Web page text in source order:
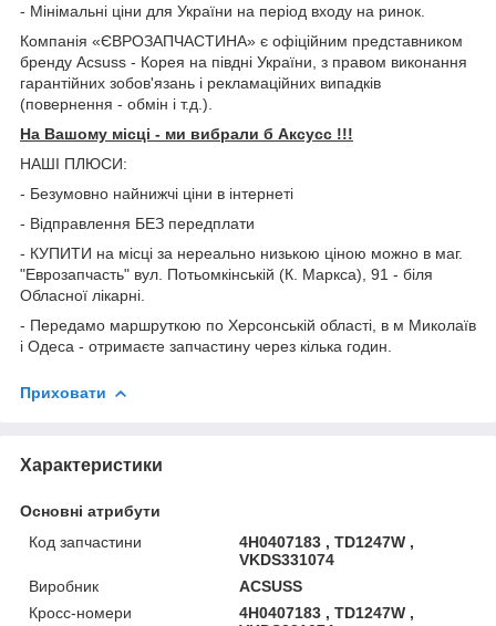
- Мінімальні ціни для України на період входу на ринок.
Компанія «ЄВРОЗАПЧАСТИНА» є офіційним представником
бренду Acsuss - Корея на півдні України, з правом виконання
гарантійних зобов'язань і рекламаційних випадків
(повернення - обмін і т.д.).
На Вашому місці - ми вибрали б Aксусс !!!
НАШІ ПЛЮСИ:
- Безумовно найнижчі ціни в інтернеті
- Відправлення БЕЗ передплати
- КУПИТИ на місці за нереально низькою ціною можно в маг.
"Еврозапчасть" вул. Потьомкінській (К. Маркса), 91 - біля
Обласної лікарні.
- Передамо маршруткою по Херсонській області, в м Миколаїв
і Одеса - отримаєте запчастину через кілька годин.
Приховати
Характеристики
Основні атрибути
Код запчастини
4H0407183 , TD1247W ,
VKDS331074
Виробник
ACSUSS
Кросс-номери
4H0407183 , TD1247W ,